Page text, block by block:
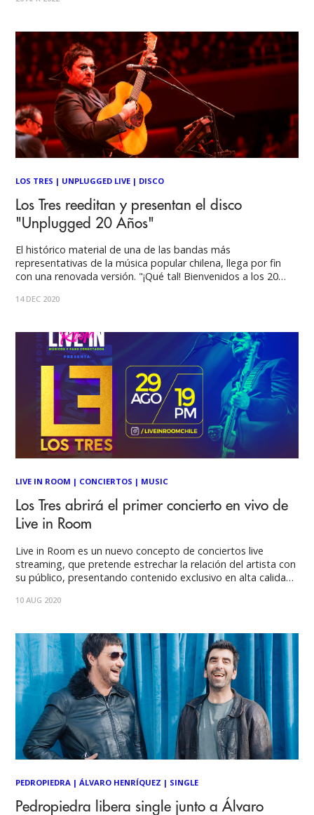
LOS TRES | UNPLUGGED LIVE | DISCO
Los Tres reeditan y presentan el disco
"Unplugged 20 Años"
El histórico material de una de las bandas más
representativas de la música popular chilena, llega por fin
con una renovada versión. "¡Qué tal! Bienvenidos a los 20
introducción de Álvaro Henríquez esa noche de invierno de
14 DEC 2020
LIVE IN ROOM | CONCIERTOS | MUSIC
Los Tres abrirá el primer concierto en vivo de
Live in Room
Live in Room es un nuevo concepto de conciertos live
streaming, que pretende estrechar la relación del artista con
su público, presentando contenido exclusivo en alta calidad,
que hasta mayo del 2020, presenta el mayor número de
10 AUG 2020
PEDROPIEDRA |ÁLVARO HENRÍQUEZ | SINGLE
Pedropiedra libera single junto a Álvaro